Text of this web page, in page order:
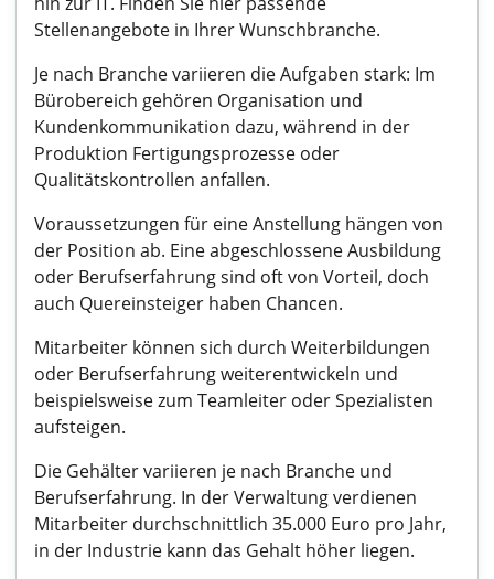
Stellenangebote in Ihrer Wunschbranche.
Je nach Branche variieren die Aufgaben stark: Im
Bürobereich gehören Organisation und
Kundenkommunikation dazu, während in der
Produktion Fertigungsprozesse oder
Qualitätskontrollen anfallen.
Voraussetzungen für eine Anstellung hängen von
der Position ab. Eine abgeschlossene Ausbildung
oder Berufserfahrung sind oft von Vorteil, doch
auch Quereinsteiger haben Chancen.
Mitarbeiter können sich durch Weiterbildungen
oder Berufserfahrung weiterentwickeln und
beispielsweise zum Teamleiter oder Spezialisten
aufsteigen.
Die Gehälter variieren je nach Branche und
Berufserfahrung. In der Verwaltung verdienen
Mitarbeiter durchschnittlich 35.000 Euro pro Jahr,
in der Industrie kann das Gehalt höher liegen.